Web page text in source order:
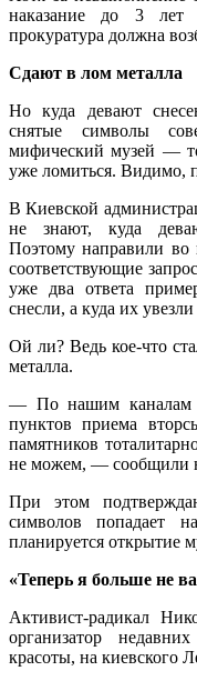
наказание до 3
прокуратура должна
Сдают в лом металла
Но куда девают
снятые символы
мифический музей —
уже ломиться. Видимо,
В Киевской
не знают, куда
Поэтому направили во
соответствующие
уже два ответа
снесли, а куда их
Ой ли? Ведь кое-что
металла.
— По нашим каналам
пунктов приема
памятников
не можем, — сообщили
При этом
символов попадает
планируется открытие
«Теперь я больше не
Активист-радикал
организатор
красоты, на киевского